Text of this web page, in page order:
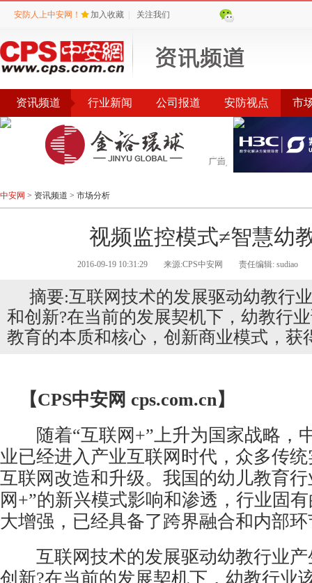
安防人上中安网！ 加入收藏 关注我们
资讯频道 行业新闻 公司报道 安防视点 市
公告 评选 榜单
中安网 > 资讯频道 > 市场分析
视频监控模式≠智慧幼
2016-09-19 10:31:29 来源:CPS中安网 责任编辑: sudiao
摘要:互联网技术的发展驱动幼教行
和创新?在当前的发展契机下，幼教行
教育的本质和核心，创新商业模式，获
【CPS中安网 cps.com.cn】
随着“互联网+”上升为国家战略，
业已经进入产业互联网时代，众多传
互联网改造和升级。我国的幼儿教育
网+”的新兴模式影响和渗透，行业固
大增强，已经具备了跨界融合和内部
互联网技术的发展驱动幼教行业产
创新?在当前的发展契机下，幼教行业